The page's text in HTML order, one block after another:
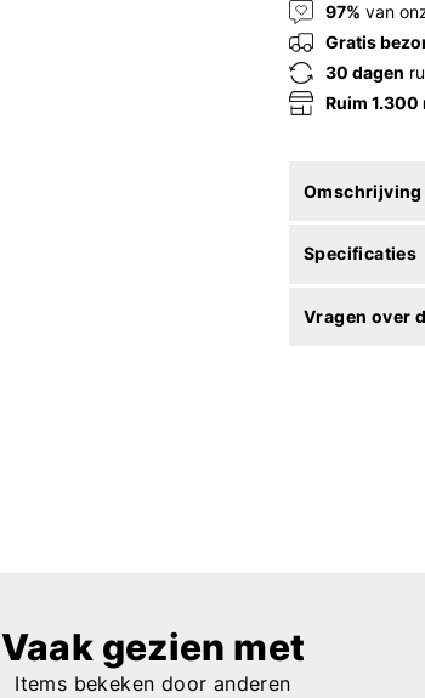
97% van
Gratis
30 dagen
Ruim 1.300
Omschrijving
Specificaties
Vragen over
Vaak gezien met
Items bekeken door anderen